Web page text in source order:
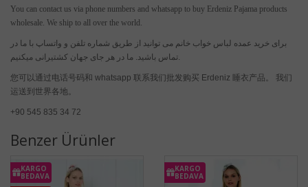
You can contact us via phone numbers and whatsapp to buy Erdeniz Pajama products
wholesale. We ship to all over the world.
برای خرید عمده لباس خواب خانم می توانید از طریق شماره تلفن و واتساپ با ما در
تماس باشید. ما در هر جای جهان کشتیرانی میکنیم.
您可以通过电话号码和 whatsapp 联系我们批发购买 Erdeniz 睡衣产品。 我们
运送到世界各地。
+90 545 835 34 72
Benzer Ürünler
KARGO
BEDAVA
KARGO
BEDAVA